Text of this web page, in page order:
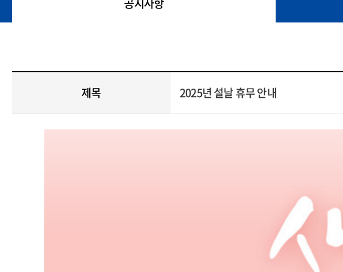
제목 2025년 설날 휴무 안내